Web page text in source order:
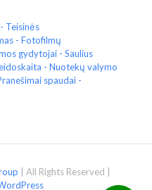
- Teisinės
- Fotofilmų
gydytojai - Saulius
- Nuotekų valymo
spaudai -
| All Rights Reserved |